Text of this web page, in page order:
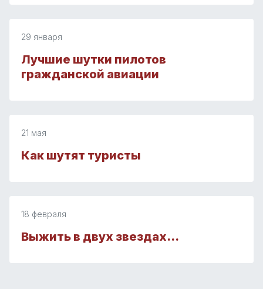
29 января
Лучшие шутки пилотов
гражданской авиации
21 мая
Как шутят туристы
18 февраля
Выжить в двух звездах…